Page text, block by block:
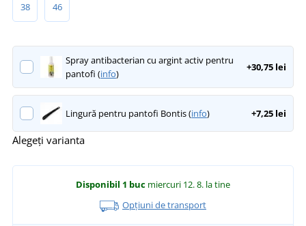
38 46
Spray antibacterian cu argint activ pentru
pantofi (info)
+30,75 lei
Lingură pentru pantofi Bontis (info) +7,25 lei
Alegeți varianta
Disponibil 1 buc miercuri 12. 8. la tine
Opțiuni de transport